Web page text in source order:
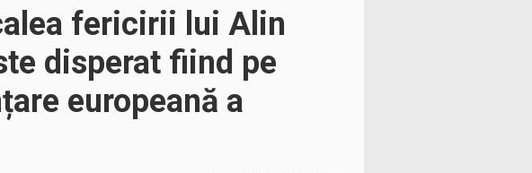
fericirii lui Alin
disperat fiind pe
europeană a